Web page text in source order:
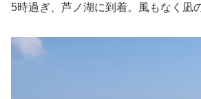
5時過ぎ、芦ノ湖に到着。風もなく凪